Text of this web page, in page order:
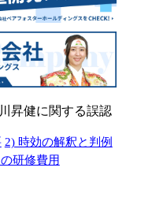
昇健に関する誤認
2) 時効の解釈と判例
研修費用